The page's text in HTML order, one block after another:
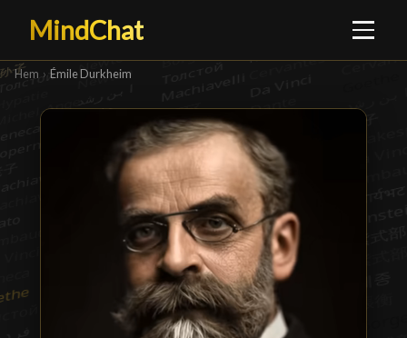
MindChat
Hem › Émile Durkheim